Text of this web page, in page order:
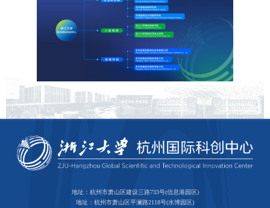
地址：杭州市萧山区建设三路733号(信息港园区)
地址：杭州市萧山区平澜路2118号(水博园区)